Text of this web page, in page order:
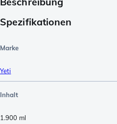
Spezifikationen
Marke
Yeti
Inhalt
1.900 ml